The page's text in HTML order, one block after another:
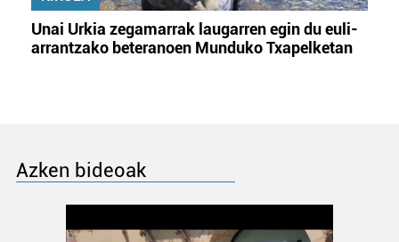
Unai Urkia zegamarrak laugarren egin du euli-
arrantzako beteranoen Munduko Txapelketan
Azken bideoak